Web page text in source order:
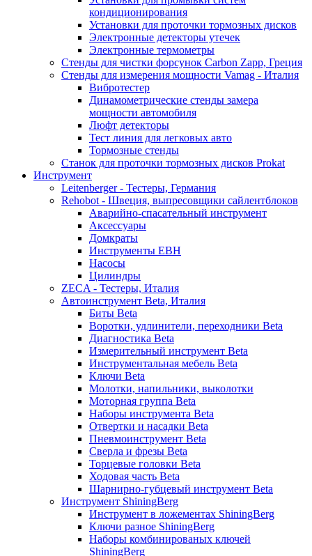
кондиционирования
Установки для проточки тормозных дисков
Электронные детекторы утечек
Электронные термометры
Стенды для чистки форсунок Carbon Zapp, Греция
Стенды для измерения мощности Vamag - Италия
Вибротестер
Динамометрические стенды замера
мощности автомобиля
Люфт детекторы
Тест линия для легковых авто
Тормозные стенды
Станок для проточки тормозных дисков Prokat
Инструмент
Leitenberger - Тестеры, Германия
Rehobot - Швеция, выпресовщики сайлентблоков
Аварийно-спасательный инструмент
Аксессуары
Домкраты
Инструменты EBH
Насосы
Цилиндры
ZECA - Тестеры, Италия
Автоинструмент Beta, Италия
Биты Beta
Воротки, удлинители, переходники Beta
Диагностика Beta
Измерительный инструмент Beta
Инструментальная мебель Beta
Ключи Beta
Молотки, напильники, выколотки
Моторная группа Beta
Наборы инструмента Beta
Отвертки и насадки Beta
Пневмоинструмент Beta
Сверла и фрезы Beta
Торцевые головки Beta
Ходовая часть Beta
Шарнирно-губцевый инструмент Beta
Инструмент ShiningBerg
Инструмент в ложементах ShiningBerg
Ключи разное ShiningBerg
Наборы комбинированых ключей
ShiningBerg